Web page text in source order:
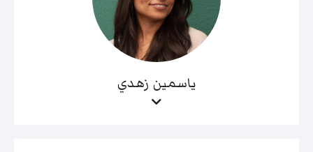
ياسمين زهدي